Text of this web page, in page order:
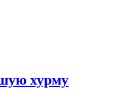
хурму